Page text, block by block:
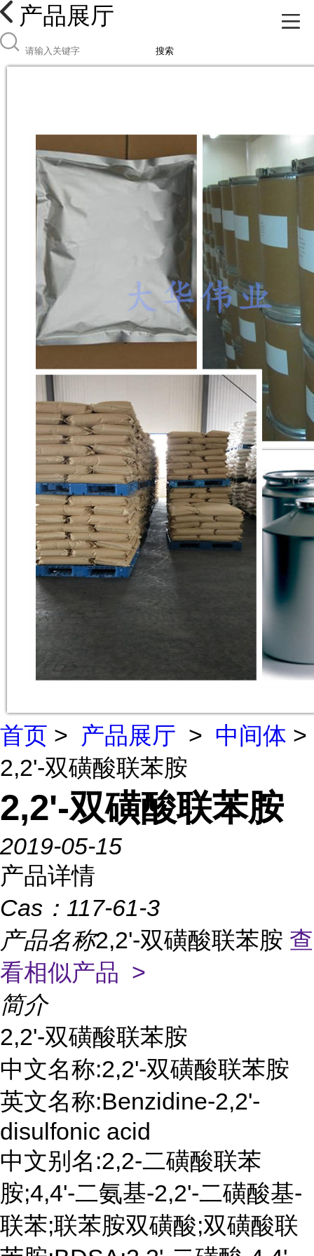
产品展厅
搜索
首页 > 产品展厅 > 中间体 >
2,2'-双磺酸联苯胺
2,2'-双磺酸联苯胺
2019-05-15
产品详情
Cas： 117-61-3
产品名称2,2'-双磺酸联苯胺 查
看相似产品 >
简介
2,2'-双磺酸联苯胺
中文名称:2,2'-双磺酸联苯胺
英文名称:Benzidine-2,2'-
disulfonic acid
中文别名:2,2-二磺酸联苯
胺;4,4'-二氨基-2,2'-二磺酸基-
联苯;联苯胺双磺酸;双磺酸联